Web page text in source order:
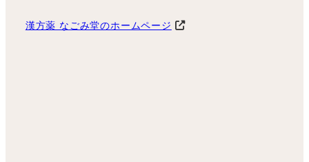
漢方薬 なごみ堂のホームページ